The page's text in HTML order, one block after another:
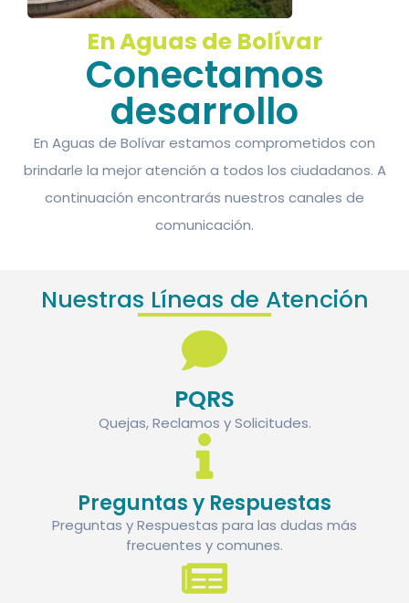
En Aguas de Bolívar
Conectamos
desarrollo
En Aguas de Bolívar estamos comprometidos con
brindarle la mejor atención a todos los ciudadanos. A
continuación encontrarás nuestros canales de
comunicación.
Nuestras Líneas de Atención
PQRS
Quejas, Reclamos y Solicitudes.
Preguntas y Respuestas
Preguntas y Respuestas para las dudas más
frecuentes y comunes.